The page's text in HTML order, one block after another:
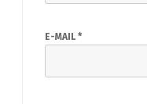
E-MAIL *